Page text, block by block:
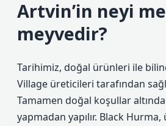
Artvin’in neyi
meyvedir?
Tarihimiz, doğal ürünleri ile
Village üreticileri tarafından
Tamamen doğal koşullar
yapmadan yapılır. Black